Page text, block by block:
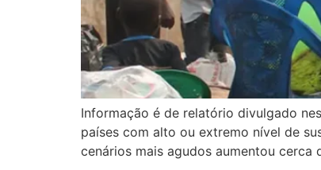
Informação é de relatório divulgado
países com alto ou extremo nível de
cenários mais agudos aumentou